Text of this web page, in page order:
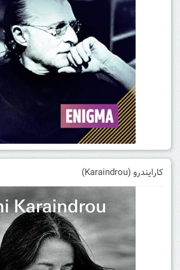
کارایندرو (Karaindrou)